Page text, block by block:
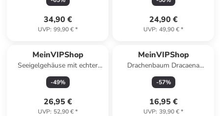
34,90 €
UVP: 99,90 €*
Weiß
24,90 €
UVP: 49,90 €*
MeinVIPShop
Seeigelgehäuse mit echter
Tillandsia 3 er Set
-49%
26,95 €
UVP: 52,90 €*
MeinVIPShop
Drachenbaum Dracaena
fragrans Cintho 40cm
Zimmerpflanze
-57%
16,95 €
UVP: 39,90 €*